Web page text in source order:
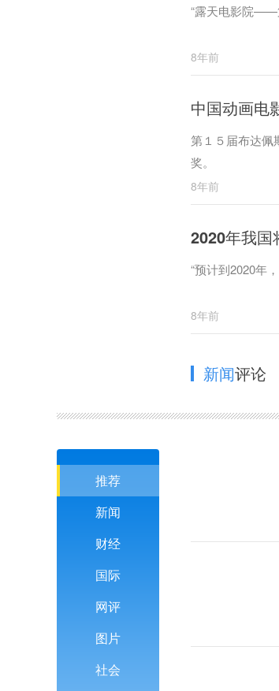
“露天电影院——
8年前
中国动画电
第１５届布达佩
奖。
8年前
2020年我国
“预计到2020年
8年前
新闻评论
推荐
新闻
财经
国际
网评
图片
社会